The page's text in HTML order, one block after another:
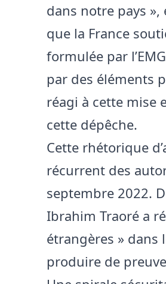
dans notre pays
que la France
formulée par
par des éléments
réagi à cette mise
cette dépêche.
Cette rhétorique
récurrent des
septembre 2022.
Ibrahim Traoré a
étrangères » dans
produire de